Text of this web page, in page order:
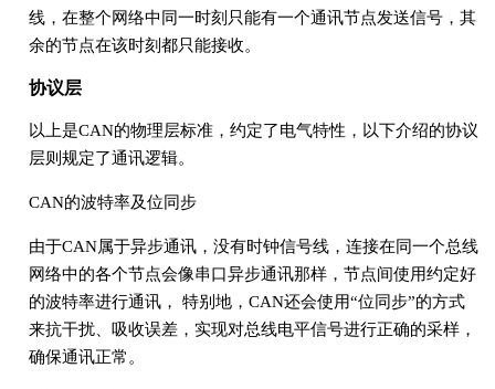
线，在整个网络中同一时刻只能有一个通讯节点发送信号，其
余的节点在该时刻都只能接收。
协议层
以上是CAN的物理层标准，约定了电气特性，以下介绍的协议
层则规定了通讯逻辑。
CAN的波特率及位同步
由于CAN属于异步通讯，没有时钟信号线，连接在同一个总线
网络中的各个节点会像串口异步通讯那样，节点间使用约定好
的波特率进行通讯， 特别地，CAN还会使用“位同步”的方式
来抗干扰、吸收误差，实现对总线电平信号进行正确的采样，
确保通讯正常。